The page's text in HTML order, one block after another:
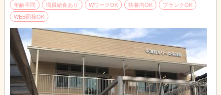
年齢不問
職員給食あり WワークOK 扶養内OK
ブランクOK
WEB面接OK